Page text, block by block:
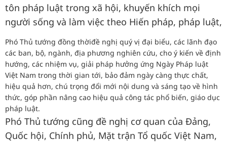
tôn pháp luật trong xã hội, khuyến khích mọi
người sống và làm việc theo Hiến pháp, pháp luật,
Phó Thủ tướng đồng thờiđề nghị quý vị đại biểu, các lãnh đạo
các ban, bộ, ngành, địa phương nghiên cứu, cho ý kiến về định
hướng, các nhiệm vụ, giải pháp hưởng ứng Ngày Pháp luật
Việt Nam trong thời gian tới, bảo đảm ngày càng thực chất,
hiệu quả hơn, chú trọng đổi mới nội dung và sáng tạo về hình
thức, góp phần nâng cao hiệu quả công tác phổ biến, giáo dục
pháp luật.
Phó Thủ tướng cũng đề nghị cơ quan của Đảng,
Quốc hội, Chính phủ, Mặt trận Tổ quốc Việt Nam,